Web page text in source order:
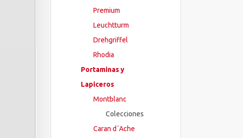
Premium
Leuchtturm
Drehgriffel
Rhodia
Portaminas y
Lapiceros
Montblanc
Colecciones
Caran d´Ache